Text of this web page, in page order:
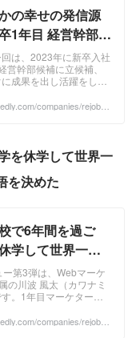
の幸せの発信源
1年目 経営幹部候
ム期待の新人 吉
覚悟。 | 新卒社員
Blog
は、2023年に新卒入社
営幹部候補に立候補、
成果を出し活躍をして
前、四半期に一度の全
companies/rejob/p
を休学して世界一
を決めた
で6年間を過ご
学して世界一
くの人と向き合
めた21卒@川波
卒社員インタビュ
第3弾は、Webマーケ
の川波 風太（カワナミ
。1年目マーケターと
使命に、日々全力コミ
companies/rejob/p